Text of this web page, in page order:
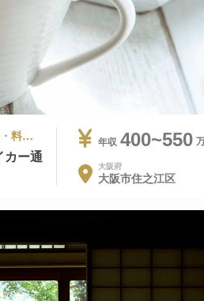
シティホテル, ビジネスホテル, その他ホテル | 調理部門 | 料理長・料理長候補
カー通
年収 400~550
大阪府
大阪市住之江区